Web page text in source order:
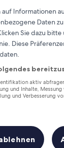
Dieses
Informationen
Daten
Sie dazu
Diese
aktiv
und Inhalte,
und Verbesserung